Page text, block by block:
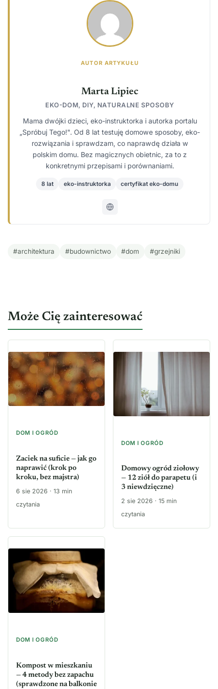
AUTOR ARTYKUŁU
Marta Lipiec
EKO-DOM, DIY, NATURALNE SPOSOBY
Mama dwójki dzieci, eko-instruktorka i autorka portalu
„Spróbuj Tego!". Od 8 lat testuję domowe sposoby, eko-
rozwiązania i sprawdzam, co naprawdę działa w
polskim domu. Bez magicznych obietnic, za to z
konkretnymi przepisami i porównaniami.
8 lat eko-instruktorka certyfikat eko-domu
#architektura #budownictwo #dom #grzejniki
Może Cię zainteresować
DOM I OGRÓD
Zaciek na suficie — jak go
naprawić (krok po
kroku, bez majstra)
6 sie 2026 · 13 min
czytania
DOM I OGRÓD
Domowy ogród ziołowy
— 12 ziół do parapetu (i
3 niewdzięczne)
2 sie 2026 · 15 min
czytania
DOM I OGRÓD
Kompost w mieszkaniu
— 4 metody bez zapachu
(sprawdzone na balkonie